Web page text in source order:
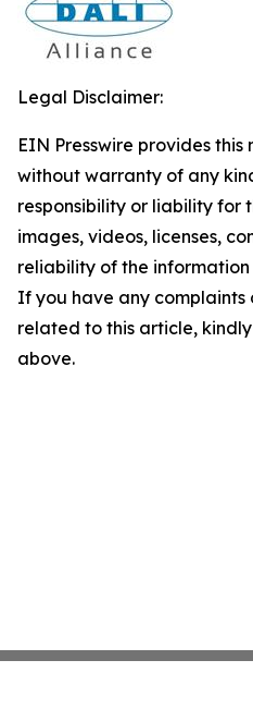
Legal Disclaimer:
EIN Presswire provides this
without warranty of any
responsibility or liability for
images, videos, licenses,
reliability of the
If you have any complaints
related to this article,
above.